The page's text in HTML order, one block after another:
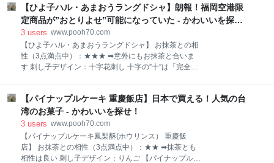
に便利な、箱入り（5個、10個、15個、20個入り）も
あります。 茶箱 このシリーズは、春にはイチゴ、夏に
はメロンが販売されていて、秋はマロン
をイメージしたようなグリーン色を基調にしたパッケ
ージ。 【和風ダックワーズ喜多のかけ橋】の製造元
「くらづくり本舗」がある、埼玉県川越市の喜多院
「紅葉山庭園」の朱塗りの橋が描かれています。 茶箱
紅葉山公園は川越の観光スポットよ ハンバーガーみた
いに、ふんわり大きく膨らんだダックワーズ かじると
茶クリームがたっぷり 抹茶クリームの中には小豆も入
っています。 茶箱 クリームたっぷりだけど、ぜんぜん
しつこくないの！ 甘さもひかえめで食べやすいから、
【ひよ子ハル・あまおうラングドシャ】朗報！福岡空港限
定商品が”おとりよせ”可能になっていた - かわいいを探
せ！
3 users www.pooh70.com
【ひよ子ハル・あまおうラングドシャ】 お抹茶との相
性（3点満点中）：★★★ ➡意外にもお抹茶と合いま
す 刺し子デザイン：十字花刺し 十字の”十”は「完全・
ポイント ● 福岡空港でしか買えなかった商品がオン
ラインショップ（通販・おとりよせ）で買えるように
なった ● ひよこ型というより可愛いハート型にみえ
るお菓子 ピンク色の可愛いパッケージ。 茶箱 女の子
が大好きなピンク色よ 個包装で6枚入り。 個包装パッ
ケージも、外箱とお揃いでピンク色！ 茶箱 ピンクまみ
【パイナップルケーキ 重慶飯店】日本で買える！人気の台
湾のお菓子 - かわいいを探せ！
3 users www.pooh70.com
【パイナップルケーキ鳳梨酥(ホウリンス） 重慶飯
店】 お抹茶との相性（3点満点中）：★★ ➡抹茶とも
相性は良い 刺し子デザイン：りんご 【パイナップルケ